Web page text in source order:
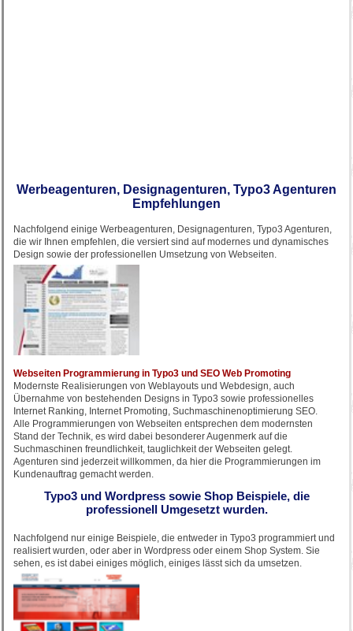
Werbeagenturen, Designagenturen, Typo3 Agenturen
Empfehlungen
Nachfolgend einige Werbeagenturen, Designagenturen, Typo3 Agenturen,
die wir Ihnen empfehlen, die versiert sind auf modernes und dynamisches
Design sowie der professionellen Umsetzung von Webseiten.
Webseiten Programmierung in Typo3 und SEO Web Promoting
Modernste Realisierungen von Weblayouts und Webdesign, auch
Übernahme von bestehenden Designs in Typo3 sowie professionelles
Internet Ranking, Internet Promoting, Suchmaschinenoptimierung SEO.
Alle Programmierungen von Webseiten entsprechen dem modernsten
Stand der Technik, es wird dabei besonderer Augenmerk auf die
Suchmaschinen freundlichkeit, tauglichkeit der Webseiten gelegt.
Agenturen sind jederzeit willkommen, da hier die Programmierungen im
Kundenauftrag gemacht werden.
Typo3 und Wordpress sowie Shop Beispiele, die
professionell Umgesetzt wurden.
Nachfolgend nur einige Beispiele, die entweder in Typo3 programmiert und
realisiert wurden, oder aber in Wordpress oder einem Shop System. Sie
sehen, es ist dabei einiges möglich, einiges lässt sich da umsetzen.